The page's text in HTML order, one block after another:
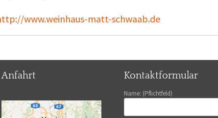
www.weinhaus-matt-schwaab.de
Anfahrt Kontaktformular
Name: (Pflichtfeld)